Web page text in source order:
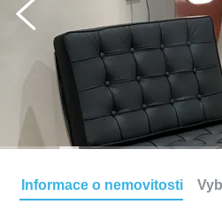
Informace o nemovitosti